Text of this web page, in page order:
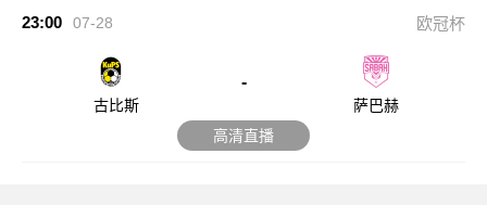
23:00 07-28 欧冠杯
古比斯
-
萨巴赫
高清直播